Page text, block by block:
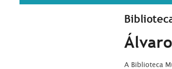
A Biblioteca